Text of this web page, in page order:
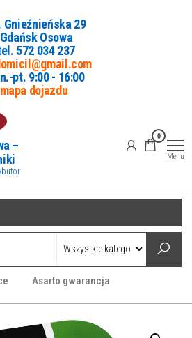
Gnieźnieńska 29
Gdańsk Osowa
572 034 237
pt. 9:00 - 16:00
mapa dojazdu
–
0
Menu
Asarto gwarancja